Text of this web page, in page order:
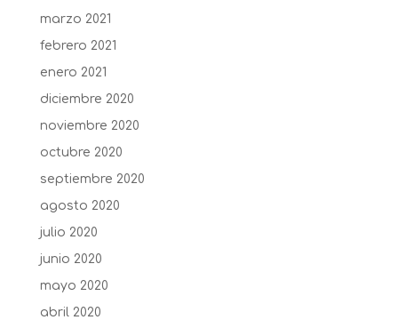
marzo 2021
febrero 2021
enero 2021
diciembre 2020
noviembre 2020
octubre 2020
septiembre 2020
agosto 2020
julio 2020
junio 2020
mayo 2020
abril 2020